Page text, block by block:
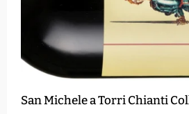
San Michele a Torri Chianti